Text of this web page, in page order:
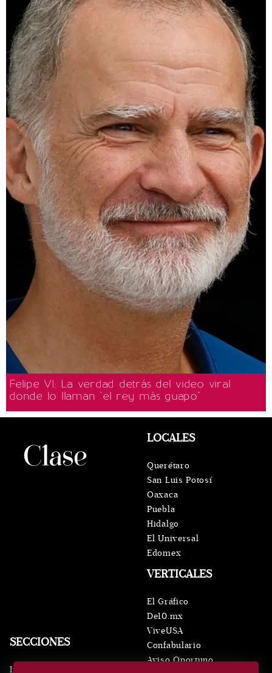
Felipe VI: La verdad detrás del video viral
donde lo llaman "el rey más guapo"
SECCIONES
Inicio
VERTICALES
El Gráfico
De10.mx
ViveUSA
Confabulario
Aviso Oportuno
LOCALES
Querétaro
San Luis Potosí
Oaxaca
Puebla
Hidalgo
El Universal
Edomex